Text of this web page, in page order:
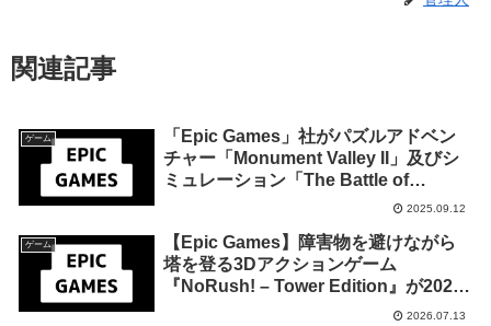
関連記事
ゲーム
「Epic Games」社がパズルアドベン
チャー「Monument Valley II」及びシ
ミュレーション「The Battle of
18日までの期間限定で無料配布を開
始！
2025.09.12
ゲーム
【Epic Games】障害物を避けながら
塔を登る3Dアクションゲーム
『NoRush! – Tower Edition』が2026
年7月20日午後6時までの期間限定で無
2026.07.13